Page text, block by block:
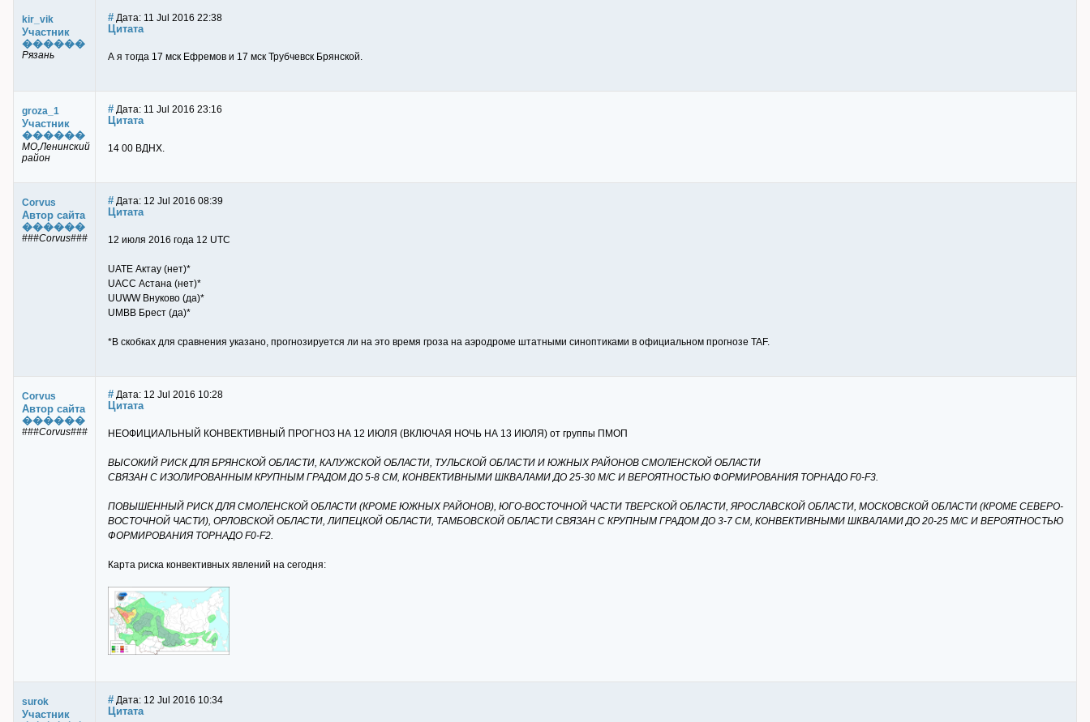
kir_vik
Участник
������
Рязань
# Дата: 11 Jul 2016 22:38
Цитата
А я тогда 17 мск Ефремов и 17 мск Трубчевск Брянской.
groza_1
Участник
������
МО,Ленинский
район
# Дата: 11 Jul 2016 23:16
Цитата
14 00 ВДНХ.
Corvus
Автор сайта
������
###Corvus###
# Дата: 12 Jul 2016 08:39
Цитата
12 июля 2016 года 12 UTC
UATE Актау (нет)*
UACC Астана (нет)*
UUWW Внуково (да)*
UMBB Брест (да)*
*В скобках для сравнения указано, прогнозируется ли на это время гроза на аэродроме штатными синоптиками в официальном прогнозе TAF.
Corvus
Автор сайта
������
###Corvus###
# Дата: 12 Jul 2016 10:28
Цитата
НЕОФИЦИАЛЬНЫЙ КОНВЕКТИВНЫЙ ПРОГНОЗ НА 12 ИЮЛЯ (ВКЛЮЧАЯ НОЧЬ НА 13 ИЮЛЯ) от группы ПМОП
ВЫСОКИЙ РИСК ДЛЯ БРЯНСКОЙ ОБЛАСТИ, КАЛУЖСКОЙ ОБЛАСТИ, ТУЛЬСКОЙ ОБЛАСТИ И ЮЖНЫХ РАЙОНОВ СМОЛЕНСКОЙ ОБЛАСТИ
СВЯЗАН С ИЗОЛИРОВАННЫМ КРУПНЫМ ГРАДОМ ДО 5-8 СМ, КОНВЕКТИВНЫМИ ШКВАЛАМИ ДО 25-30 М/С И ВЕРОЯТНОСТЬЮ ФОРМИРОВАНИЯ ТОРНАДО F0-F3.
ПОВЫШЕННЫЙ РИСК ДЛЯ СМОЛЕНСКОЙ ОБЛАСТИ (КРОМЕ ЮЖНЫХ РАЙОНОВ), ЮГО-ВОСТОЧНОЙ ЧАСТИ ТВЕРСКОЙ ОБЛАСТИ, ЯРОСЛАВСКОЙ ОБЛАСТИ, МОСКОВСКОЙ ОБЛАСТИ (КРОМЕ СЕВЕРО-
ВОСТОЧНОЙ ЧАСТИ), ОРЛОВСКОЙ ОБЛАСТИ, ЛИПЕЦКОЙ ОБЛАСТИ, ТАМБОВСКОЙ ОБЛАСТИ СВЯЗАН С КРУПНЫМ ГРАДОМ ДО 3-7 СМ, КОНВЕКТИВНЫМИ ШКВАЛАМИ ДО 20-25 М/С И ВЕРОЯТНОСТЬЮ
ФОРМИРОВАНИЯ ТОРНАДО F0-F2.
Карта риска конвективных явлений на сегодня:
surok
Участник
# Дата: 12 Jul 2016 10:34
Цитата